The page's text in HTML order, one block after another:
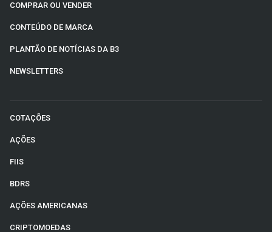
COMPRAR OU VENDER
CONTEÚDO DE MARCA
PLANTÃO DE NOTÍCIAS DA B3
NEWSLETTERS
COTAÇÕES
AÇÕES
FIIS
BDRS
AÇÕES AMERICANAS
CRIPTOMOEDAS